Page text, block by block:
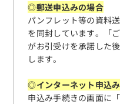
◎郵送申込みの場合
パンフレット等の資料
を同封しています。「
がお引受けを承諾した
します。
◎インターネット申込
申込み手続きの画面に